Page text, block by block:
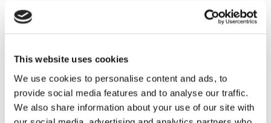
This website uses cookies
We use cookies to personalise content and ads, to
provide social media features and to analyse our traffic.
We also share information about your use of our site with
”Ett nytt sanktionssystem